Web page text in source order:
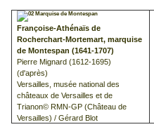
Françoise-Athénaïs de
Rocherchart-Mortemart, marquise
de Montespan (1641-1707)
Pierre Mignard (1612‐1695)
(d'après)
Versailles, musée national des
châteaux de Versailles et de
Trianon© RMN‐GP (Château de
Versailles) / Gérard Blot